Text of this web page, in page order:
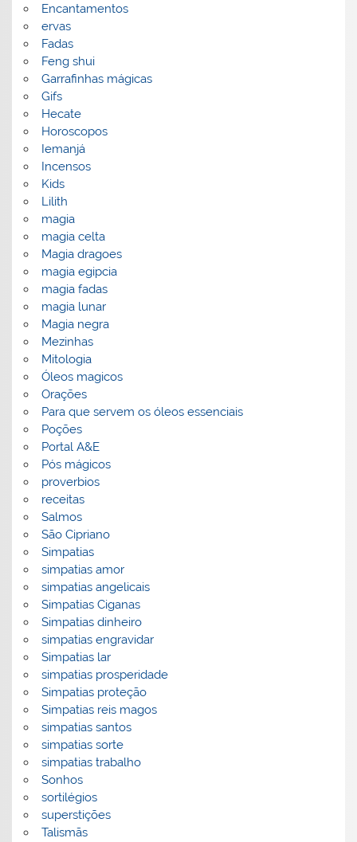
Encantamentos
ervas
Fadas
Feng shui
Garrafinhas mágicas
Gifs
Hecate
Horoscopos
Iemanjá
Incensos
Kids
Lilith
magia
magia celta
Magia dragoes
magia egipcia
magia fadas
magia lunar
Magia negra
Mezinhas
Mitologia
Óleos magicos
Orações
Para que servem os óleos essenciais
Poções
Portal A&E
Pós mágicos
proverbios
receitas
Salmos
São Cipriano
Simpatias
simpatias amor
simpatias angelicais
Simpatias Ciganas
Simpatias dinheiro
simpatias engravidar
Simpatias lar
simpatias prosperidade
Simpatias proteção
Simpatias reis magos
simpatias santos
simpatias sorte
simpatias trabalho
Sonhos
sortilégios
superstições
Talismãs